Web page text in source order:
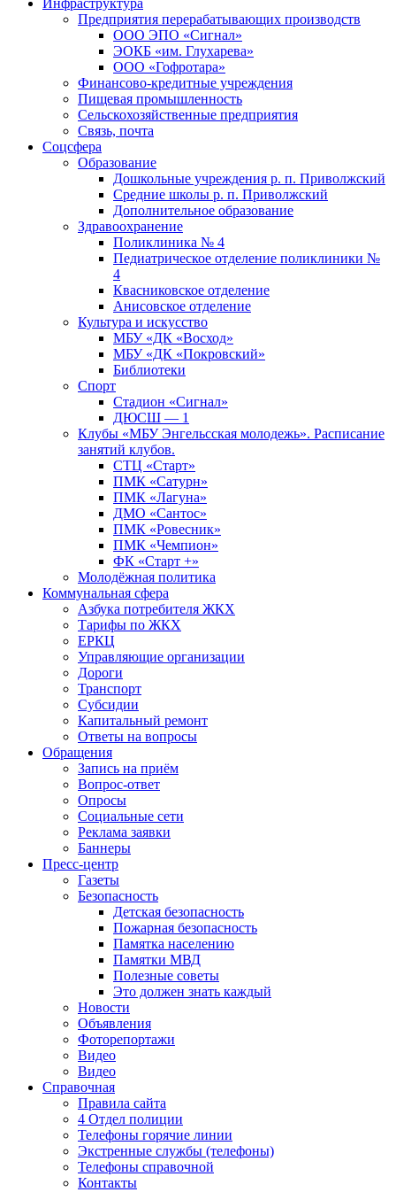
Инфраструктура
Предприятия перерабатывающих производств
ООО ЭПО «Сигнал»
ЭОКБ «им. Глухарева»
ООО «Гофротара»
Финансово-кредитные учреждения
Пищевая промышленность
Сельскохозяйственные предприятия
Связь, почта
Соцсфера
Образование
Дошкольные учреждения р. п. Приволжский
Средние школы р. п. Приволжский
Дополнительное образование
Здравоохранение
Поликлиника № 4
Педиатрическое отделение поликлиники №
4
Квасниковское отделение
Анисовское отделение
Культура и искусство
МБУ «ДК «Восход»
МБУ «ДК «Покровский»
Библиотеки
Спорт
Стадион «Сигнал»
ДЮСШ — 1
Клубы «МБУ Энгельсская молодежь». Расписание
занятий клубов.
СТЦ «Старт»
ПМК «Сатурн»
ПМК «Лагуна»
ДМО «Сантос»
ПМК «Ровесник»
ПМК «Чемпион»
ФК «Старт +»
Молодёжная политика
Коммунальная сфера
Азбука потребителя ЖКХ
Тарифы по ЖКХ
ЕРКЦ
Управляющие организации
Дороги
Транспорт
Субсидии
Капитальный ремонт
Ответы на вопросы
Обращения
Запись на приём
Вопрос-ответ
Опросы
Социальные сети
Реклама заявки
Баннеры
Пресс-центр
Газеты
Безопасность
Детская безопасность
Пожарная безопасность
Памятка населению
Памятки МВД
Полезные советы
Это должен знать каждый
Новости
Объявления
Фоторепортажи
Видео
Видео
Справочная
Правила сайта
4 Отдел полиции
Телефоны горячие линии
Экстренные службы (телефоны)
Телефоны справочной
Контакты